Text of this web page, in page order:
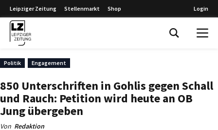
Leipziger Zeitung Stellenmarkt Shop Login
Politik Engagement
850 Unterschriften in Gohlis gegen Schall
und Rauch: Petition wird heute an OB
Jung übergeben
Von Redaktion